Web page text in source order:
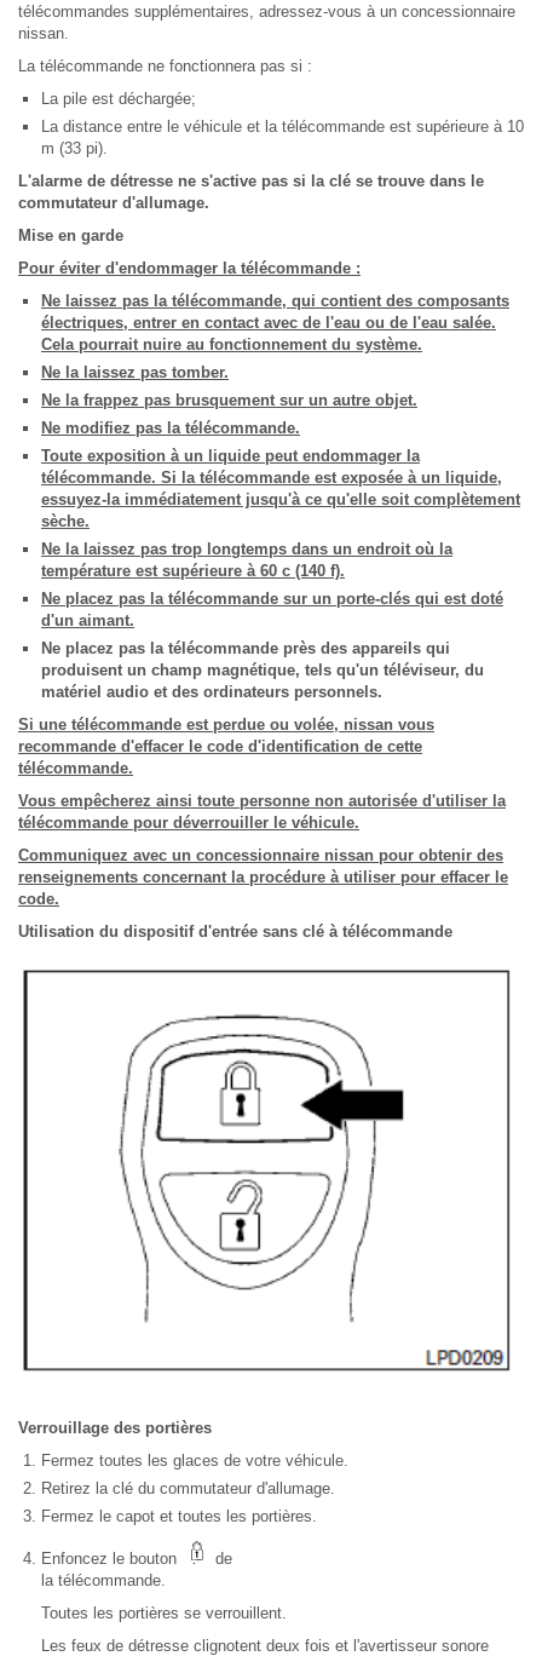
télécommandes supplémentaires, adressez-vous à un concessionnaire
nissan.
La télécommande ne fonctionnera pas si :
La pile est déchargée;
La distance entre le véhicule et la télécommande est supérieure à 10
m (33 pi).
L'alarme de détresse ne s'active pas si la clé se trouve dans le
commutateur d'allumage.
Mise en garde
Pour éviter d'endommager la télécommande :
Ne laissez pas la télécommande, qui contient des composants
électriques, entrer en contact avec de l'eau ou de l'eau salée.
Cela pourrait nuire au fonctionnement du système.
Ne la laissez pas tomber.
Ne la frappez pas brusquement sur un autre objet.
Ne modifiez pas la télécommande.
Toute exposition à un liquide peut endommager la
télécommande. Si la télécommande est exposée à un liquide,
essuyez-la immédiatement jusqu'à ce qu'elle soit complètement
sèche.
Ne la laissez pas trop longtemps dans un endroit où la
température est supérieure à 60 c (140 f).
Ne placez pas la télécommande sur un porte-clés qui est doté
d'un aimant.
Ne placez pas la télécommande près des appareils qui
produisent un champ magnétique, tels qu'un téléviseur, du
matériel audio et des ordinateurs personnels.
Si une télécommande est perdue ou volée, nissan vous
recommande d'effacer le code d'identification de cette
télécommande.
Vous empêcherez ainsi toute personne non autorisée d'utiliser la
télécommande pour déverrouiller le véhicule.
Communiquez avec un concessionnaire nissan pour obtenir des
renseignements concernant la procédure à utiliser pour effacer le
code.
Utilisation du dispositif d'entrée sans clé à télécommande
Verrouillage des portières
Fermez toutes les glaces de votre véhicule.
Retirez la clé du commutateur d'allumage.
Fermez le capot et toutes les portières.
Enfoncez le bouton
de
la télécommande.
Toutes les portières se verrouillent.
Les feux de détresse clignotent deux fois et l'avertisseur sonore